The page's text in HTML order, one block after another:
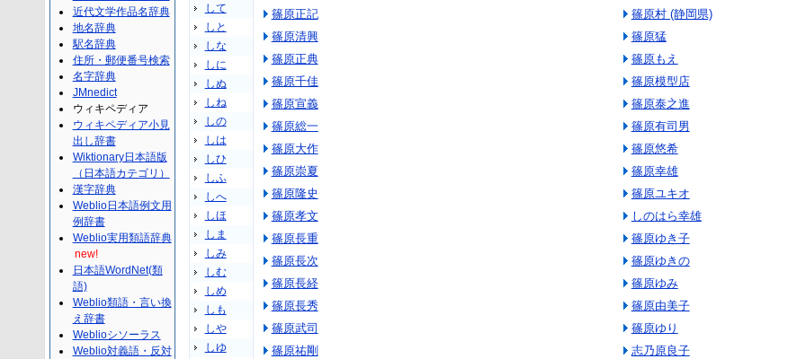
して
しと
しな
しに
しぬ
しね
しの
しは
しひ
しふ
しへ
しほ
しま
しみ
しむ
しめ
しも
しや
しゆ
篠原正記
篠原清興
篠原正典
篠原千佳
篠原宣義
篠原総一
篠原大作
篠原崇夏
篠原隆史
篠原孝文
篠原長重
篠原長次
篠原長経
篠原長秀
篠原武司
篠原祐剛
篠原村 (静岡県)
篠原猛
篠原もえ
篠原模型店
篠原泰之進
篠原有司男
篠原悠希
篠原幸雄
篠原ユキオ
しのはら幸雄
篠原ゆき子
篠原ゆきの
篠原ゆみ
篠原由美子
篠原ゆり
志乃原良子
近代文学作品名辞典
地名辞典
駅名辞典
住所・郵便番号検索
名字辞典
JMnedict
ウィキペディア
ウィキペディア小見
出し辞書
Wiktionary日本語版
（日本語カテゴリ）
漢字辞典
Weblio日本語例文用
例辞書
Weblio実用類語辞典
new!
日本語WordNet(類
語)
Weblio類語・言い換
え辞書
Weblioシソーラス
Weblio対義語・反対